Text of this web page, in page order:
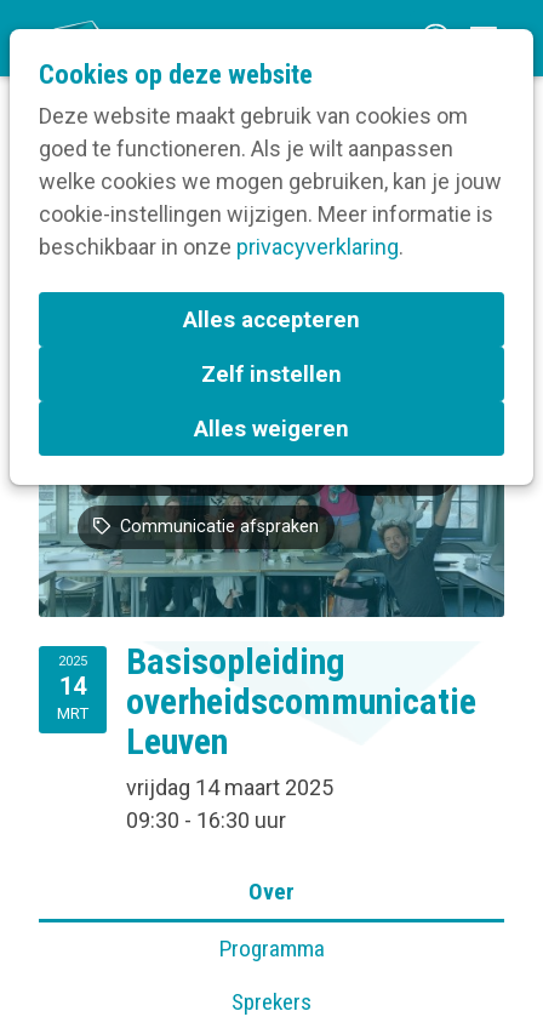
Cookies op deze website
Deze website maakt gebruik van cookies om
goed te functioneren. Als je wilt aanpassen
welke cookies we mogen gebruiken, kan je jouw
cookie-instellingen wijzigen. Meer informatie is
beschikbaar in onze privacyverklaring.
Alles accepteren
Zelf instellen
Alles weigeren
n
m
Home
Volg een opleiding
Over Basisopleiding overheidscommunicatie
Leuven
Terug naar bijeenkomsten-overzicht
Communicatiebeleidsplan
Communicatie afspraken
2025
14
MRT
Basisopleiding
overheidscommunicatie
Leuven
vrijdag 14 maart 2025
09:30 - 16:30 uur
Over
Programma
Sprekers